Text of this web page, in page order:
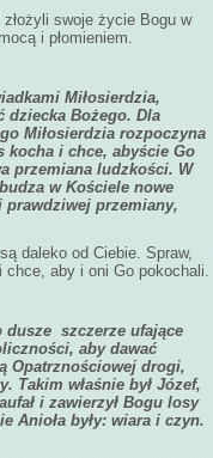
swoje życie Bogu w
i płomieniem.
Miłosierdzia,
dziecka Bożego. Dla
Miłosierdzia rozpoczyna
kocha i chce, abyście Go
przemiana ludzkości. W
w Kościele nowe
prawdziwej przemiany,
daleko od Ciebie. Spraw,
aby i oni Go pokochali.
dusze szczerze ufające
aby dawać
Opatrznościowej drogi,
Takim właśnie był Józef,
i zawierzył Bogu losy
Anioła były: wiara i czyn.